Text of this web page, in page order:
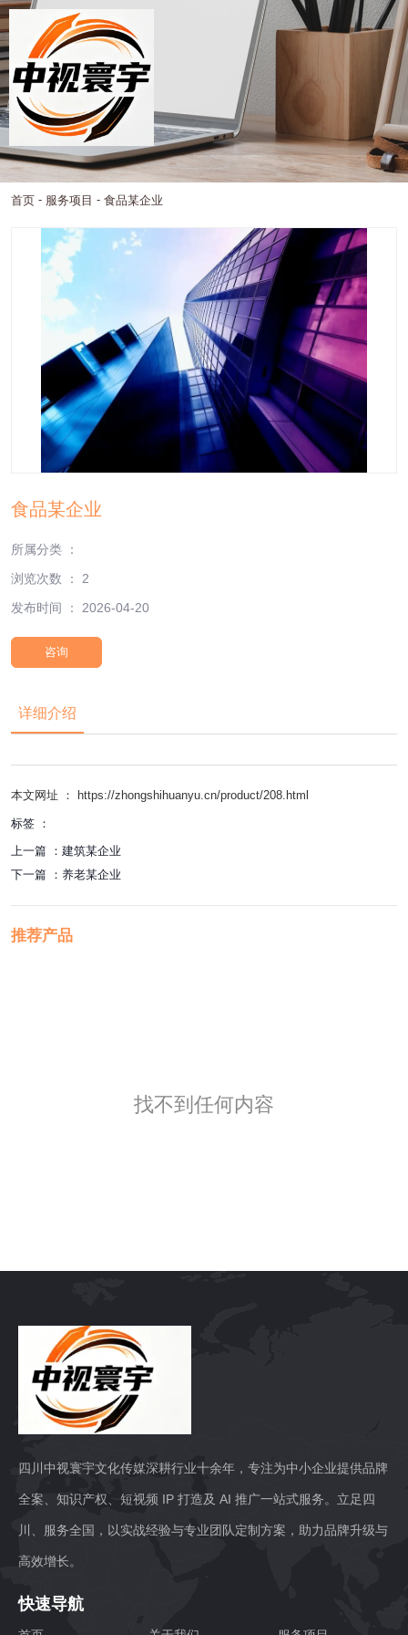
首页 - 服务项目 - 食品某企业
食品某企业
所属分类 ：
浏览次数 ： 2
发布时间 ： 2026-04-20
咨询
详细介绍
本文网址 ： https://zhongshihuanyu.cn/product/208.html
标签 ：
上一篇 ： 建筑某企业
下一篇 ： 养老某企业
推荐产品
找不到任何内容
四川中视寰宇文化传媒深耕行业十余年，专注为中小企业提供品牌
全案、知识产权、短视频 IP 打造及 AI 推广一站式服务。立足四
川、服务全国，以实战经验与专业团队定制方案，助力品牌升级与
高效增长。
快速导航